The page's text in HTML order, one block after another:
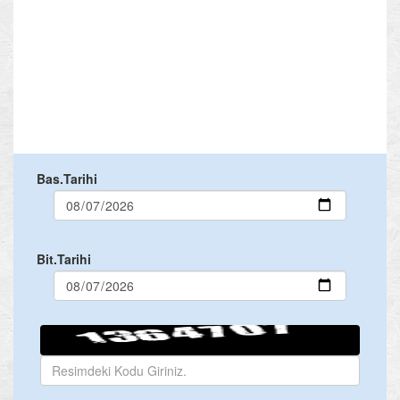
Bas.Tarihi
Bit.Tarihi